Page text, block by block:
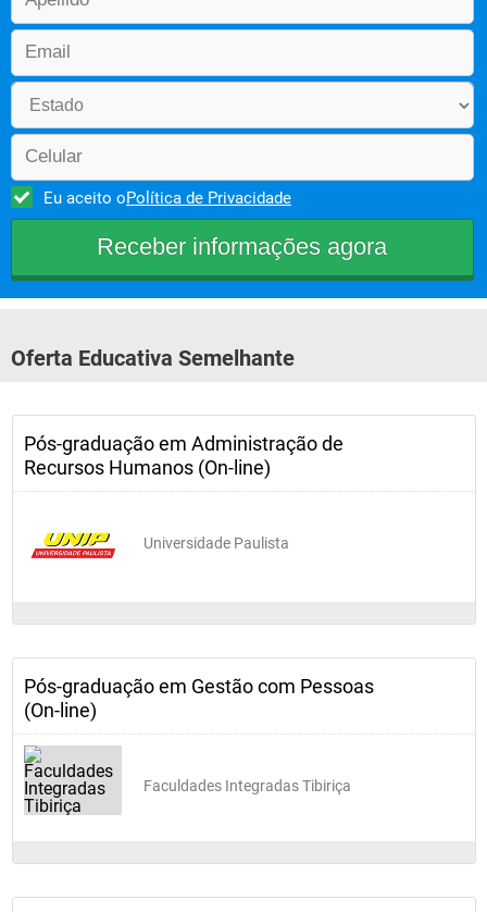
Eu aceito oPolítica de Privacidade
Oferta Educativa Semelhante
Pós-graduação em Administração de
Recursos Humanos (On-line)
Universidade Paulista
Pós-graduação em Gestão com Pessoas
(On-line)
Faculdades Integradas Tibiriça